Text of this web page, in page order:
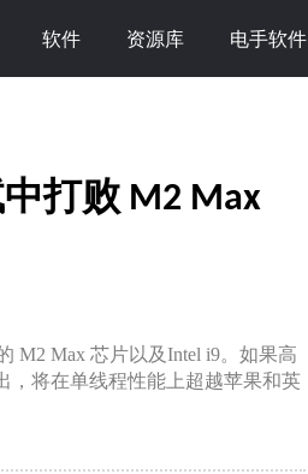
软件 资源库 电手软件
打败 M2 Max
M2 Max 芯片以及Intel i9。如果高
，将在单线程性能上超越苹果和英